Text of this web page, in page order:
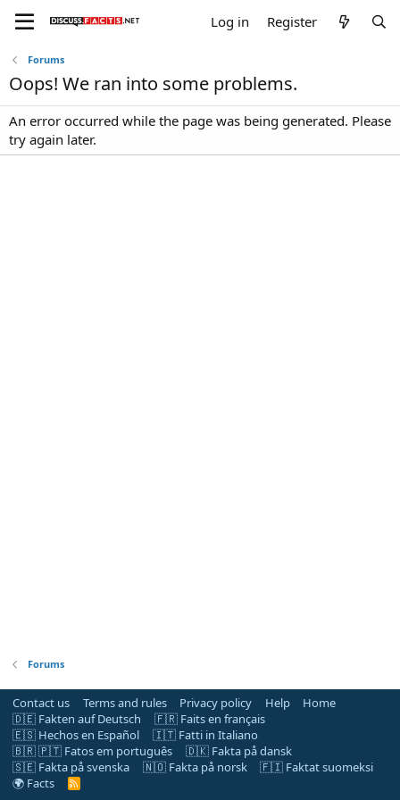
Log in Register
Forums
Oops! We ran into some problems.
An error occurred while the page was being generated. Please
try again later.
Forums
Contact us Terms and rules Privacy policy Help
Home
🇩🇪 Fakten auf Deutsch
🇫🇷 Faits en français
🇪🇸 Hechos en Español
🇮🇹 Fatti in Italiano
🇧🇷 🇵🇹 Fatos em português
🇩🇰 Fakta på dansk
🇸🇪 Fakta på svenska
🇳🇴 Fakta på norsk
🇫🇮 Faktat suomeksi
🌍 Facts
R